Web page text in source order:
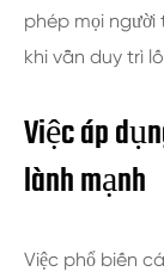
phép mọi
khi vẫn duy trì
Việc áp
lành mạnh
Việc phổ biến